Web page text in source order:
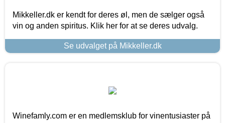
Mikkeller.dk er kendt for deres øl, men de sælger også
vin og anden spiritus. Klik her for at se deres udvalg.
Se udvalget på Mikkeller.dk
Winefamly.com er en medlemsklub for vinentusiaster på